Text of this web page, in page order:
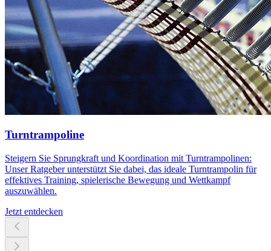
Turntrampoline
Steigern Sie Sprungkraft und Koordination mit Turntrampolinen:
Unser Ratgeber unterstützt Sie dabei, das ideale Turntrampolin für
effektives Training, spielerische Bewegung und Wettkampf
auszuwählen.
Jetzt entdecken